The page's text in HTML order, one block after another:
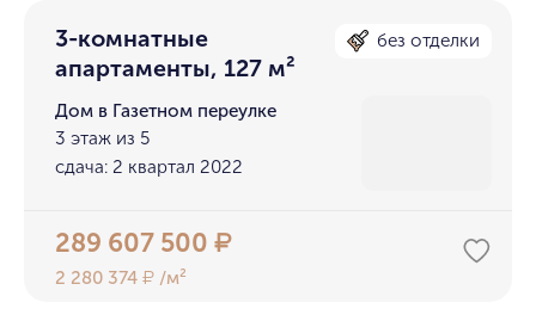
3-комнатные
апартаменты, 127 м²
без отделки
Дом в Газетном переулке
3 этаж из 5
сдача: 2 квартал 2022
289 607 500₽
2 280 374₽ /м²